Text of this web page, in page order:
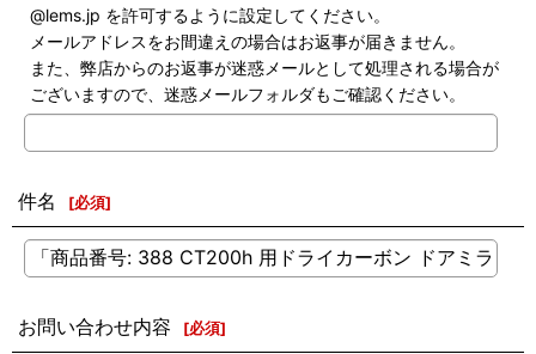
@lems.jp を許可するように設定してください。
メールアドレスをお間違えの場合はお返事が届きません。
また、弊店からのお返事が迷惑メールとして処理される場合が
ございますので、迷惑メールフォルダもご確認ください。
件名 [必須]
お問い合わせ内容 [必須]